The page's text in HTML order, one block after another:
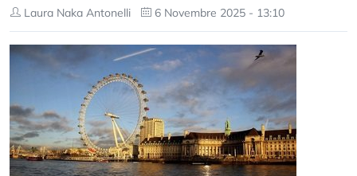
Laura Naka Antonelli 6 Novembre 2025 - 13:10